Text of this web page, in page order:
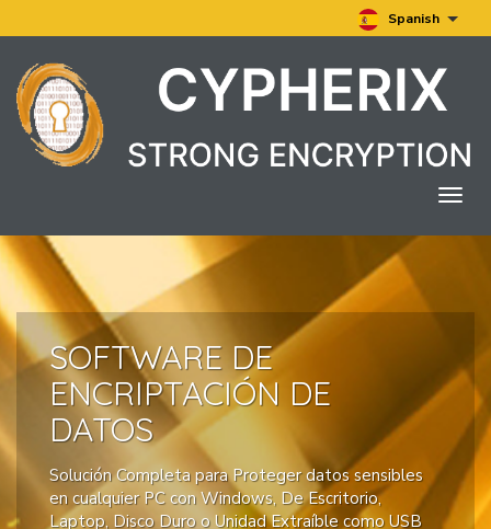
Spanish
SOFTWARE DE
ENCRIPTACIÓN DE
DATOS
Solución Completa para Proteger datos sensibles
en cualquier PC con Windows, De Escritorio,
Laptop, Disco Duro o Unidad Extraíble como USB